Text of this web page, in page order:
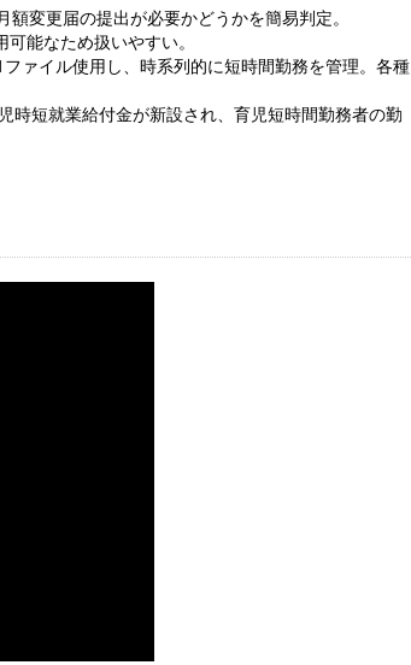
変更届の提出が必要かどうかを簡易判定。
能なため扱いやすい。
ァイル使用し、時系列的に短時間勤務を管理。各種
短就業給付金が新設され、育児短時間勤務者の勤